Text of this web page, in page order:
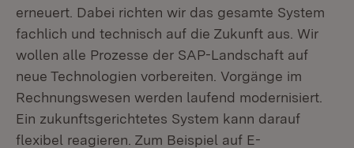
erneuert. Dabei richten wir das gesamte System
fachlich und technisch auf die Zukunft aus. Wir
wollen alle Prozesse der SAP-Landschaft auf
neue Technologien vorbereiten. Vorgänge im
Rechnungswesen werden laufend modernisiert.
Ein zukunftsgerichtetes System kann darauf
flexibel reagieren. Zum Beispiel auf E-